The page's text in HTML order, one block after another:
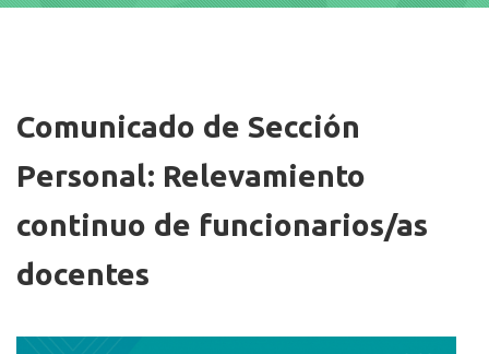
Comunicado de Sección
Personal: Relevamiento
continuo de funcionarios/as
docentes